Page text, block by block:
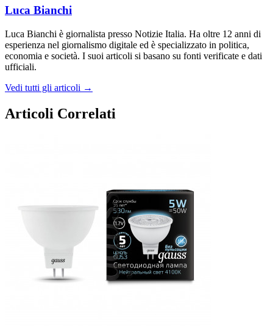
Luca Bianchi
Luca Bianchi è giornalista presso Notizie Italia. Ha oltre 12 anni di
esperienza nel giornalismo digitale ed è specializzato in politica,
economia e società. I suoi articoli si basano su fonti verificate e dati
ufficiali.
Vedi tutti gli articoli →
Articoli Correlati